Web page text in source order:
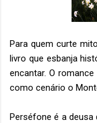
Para quem curte
livro que esbanja
encantar. O
como cenário o
Perséfone é a deusa